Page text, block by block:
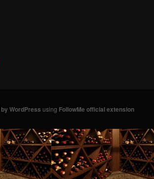
WordPress using FollowMe official extension